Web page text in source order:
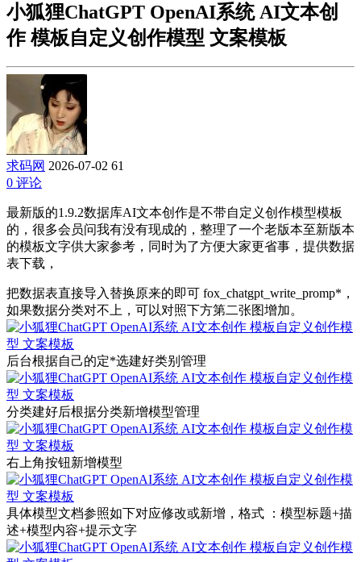
小狐狸ChatGPT OpenAI系统 AI文本创
作 模板自定义创作模型 文案模板
求码网 2026-07-02 61
0 评论
最新版的1.9.2数据库AI文本创作是不带自定义创作模型模板
的，很多会员问我有没有现成的，整理了一个老版本至新版本
的模板文字供大家参考，同时为了方便大家更省事，提供数据
表下载，
把数据表直接导入替换原来的即可 fox_chatgpt_write_promp*，
如果数据分类对不上，可以对照下方第二张图增加。
后台根据自己的定*选建好类别管理
分类建好后根据分类新增模型管理
右上角按钮新增模型
具体模型文档参照如下对应修改或新增，格式 ：模型标题+描
述+模型内容+提示文字